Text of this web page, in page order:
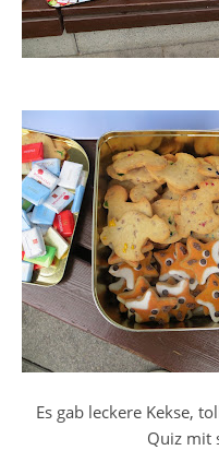
Es gab leckere Kekse,
Quiz mit